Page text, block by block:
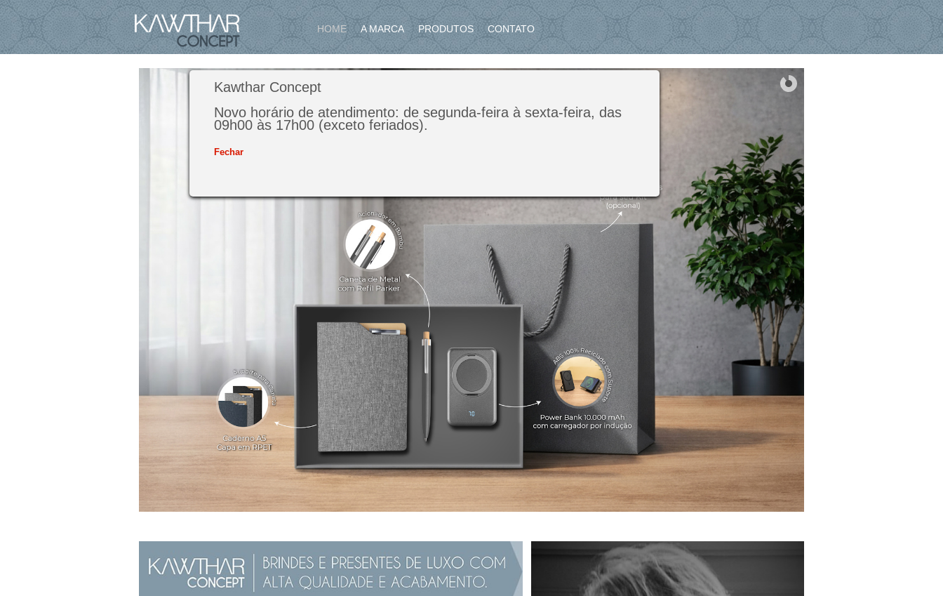
Kawthar Concept
Novo horário de atendimento: de segunda-feira à sexta-feira, das
09h00 às 17h00 (exceto feriados).
Fechar
HOME A MARCA PRODUTOS CONTATO